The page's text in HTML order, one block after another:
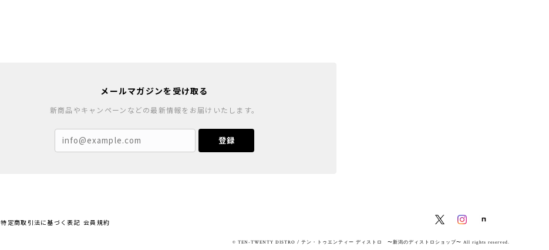
メールマガジンを受け取る
新商品やキャンペーンなどの最新情報をお届けいたします。
登録
特定商取引法に基づく表記 会員規約
© TEN-TWENTY DISTRO / テン・トゥエンティー ディストロ 〜新潟のディストロショップ〜 All rights reserved.